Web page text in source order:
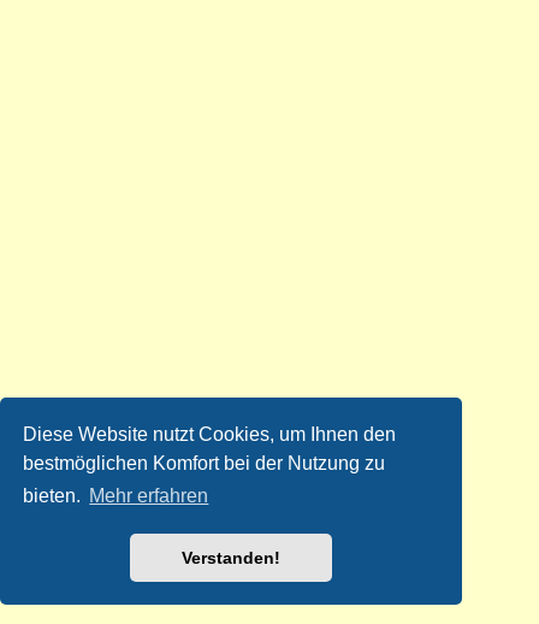
Diese Website nutzt Cookies, um Ihnen den
bestmöglichen Komfort bei der Nutzung zu
bieten. Mehr erfahren
Verstanden!